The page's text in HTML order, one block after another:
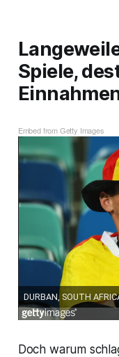
Spiele,
Embed from Getty Images
Doch warum